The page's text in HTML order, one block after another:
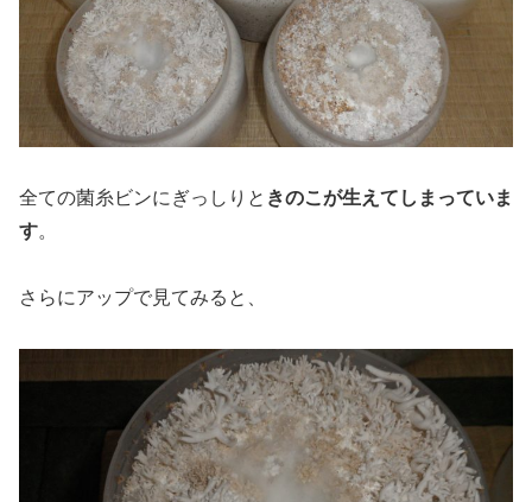
全ての菌糸ビンにぎっしりと きのこが生えてしまっていま
す。
さらにアップで見てみると、